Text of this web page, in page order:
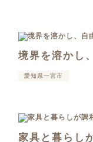
境界を溶かし
愛知県一宮市
家具と暮らし